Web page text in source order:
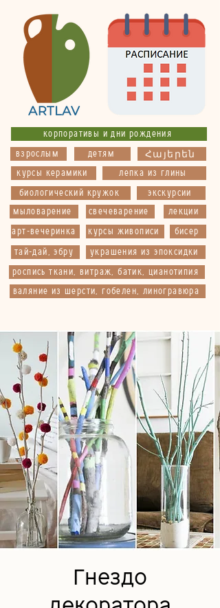
корпоративы и дни рождения
детям
взрослым Հայերեն
украшения из эпоксидки
мыловарение свечеварение
арт-вечеринка бисер
тай-дай, эбру
экскурсии
лепка из глины
роспись ткани, витраж, батик, цианотипия
курсы живописи
лекции
биологический кружок
курсы керамики
валяние из шерсти, гобелен, линогравюра
Гнездо